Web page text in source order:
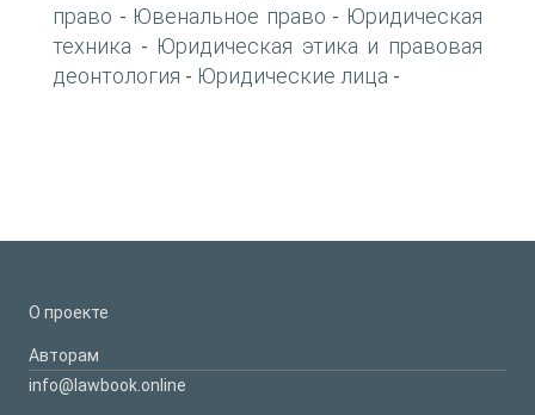
право - Ювенальное право - Юридическая
техника - Юридическая этика и правовая
деонтология - Юридические лица -
О проекте
Авторам
info@lawbook.online